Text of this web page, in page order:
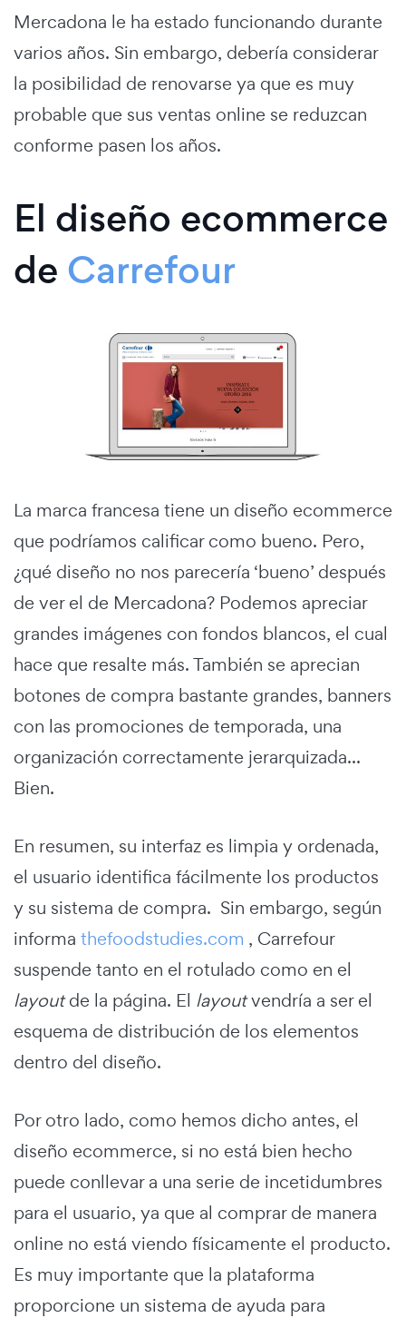
Mercadona le ha estado funcionando durante
varios años. Sin embargo, debería considerar
la posibilidad de renovarse ya que es muy
probable que sus ventas online se reduzcan
conforme pasen los años.
El diseño ecommerce
de Carrefour
La marca francesa tiene un diseño ecommerce
que podríamos calificar como bueno. Pero,
¿qué diseño no nos parecería ‘bueno’ después
de ver el de Mercadona? Podemos apreciar
grandes imágenes con fondos blancos, el cual
hace que resalte más. También se aprecian
botones de compra bastante grandes, banners
con las promociones de temporada, una
organización correctamente jerarquizada...
Bien.
En resumen, su interfaz es limpia y ordenada,
el usuario identifica fácilmente los productos
y su sistema de compra. Sin embargo, según
informa thefoodstudies.com , Carrefour
suspende tanto en el rotulado como en el
layoutde la página. El layoutvendría a ser el
esquema de distribución de los elementos
dentro del diseño.
Por otro lado, como hemos dicho antes, el
diseño ecommerce, si no está bien hecho
puede conllevar a una serie de incetidumbres
para el usuario, ya que al comprar de manera
online no está viendo físicamente el producto.
Es muy importante que la plataforma
proporcione un sistema de ayuda para